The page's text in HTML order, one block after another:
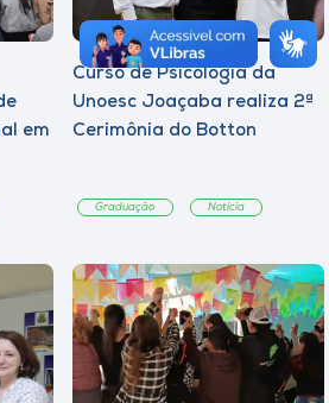
em
Curso de Psicologia da
Unoesc Joaçaba realiza 2ª
Cerimônia do Botton
Graduação Notícia